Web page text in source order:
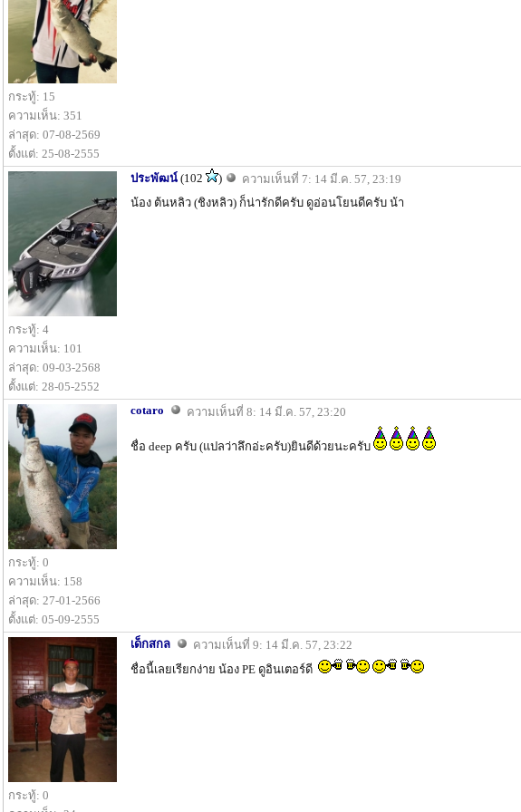
กระทู้: 15
ความเห็น: 351
ล่าสุด: 07-08-2569
ตั้งแต่: 25-08-2555
กระทู้: 4
ความเห็น: 101
ล่าสุด: 09-03-2568
ตั้งแต่: 28-05-2552
ประพัฒน์ (102 )
ความเห็นที่ 7: 14 มี.ค. 57, 23:19
น้อง ต้นหลิว (ชิงหลิว) ก็น่ารักดีครับ ดูอ่อนโยนดีครับ น้า
กระทู้: 0
ความเห็น: 158
ล่าสุด: 27-01-2566
ตั้งแต่: 05-09-2555
cotaro ความเห็นที่ 8: 14 มี.ค. 57, 23:20
ชื่อ deep ครับ (แปลว่าลึกอ่ะครับ)ยินดีด้วยนะครับ
กระทู้: 0
เด็กสกล
ความเห็นที่ 9: 14 มี.ค. 57, 23:22
ชื่อนี้เลยเรียกง่าย น้อง PE ดูอินเตอร์ดี